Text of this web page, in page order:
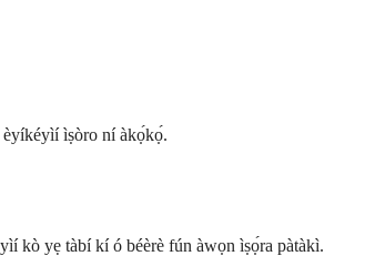
ìṣòro ní àkọ́kọ́.
kò yẹ tàbí kí ó béèrè fún àwọn ìṣọ́ra pàtàkì.